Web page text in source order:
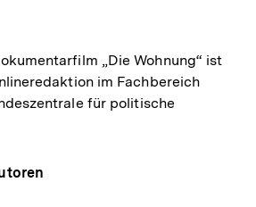
„Die Wohnung“ ist
im Fachbereich
für politische